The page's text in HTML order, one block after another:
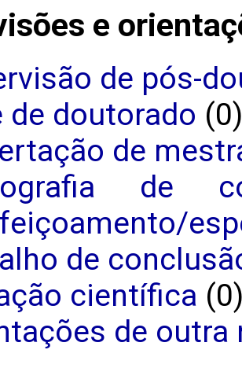
e
de pós-
de doutorado (0)
de
de
de
científica
de outra